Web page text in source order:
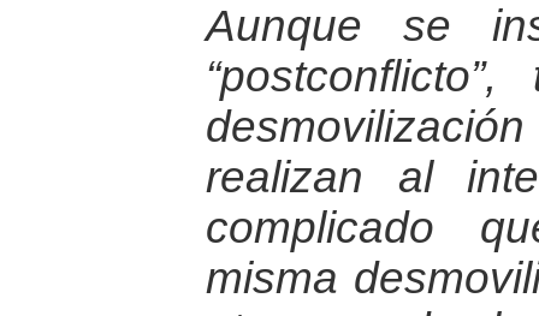
Aunque se
realizan al
complicado
misma